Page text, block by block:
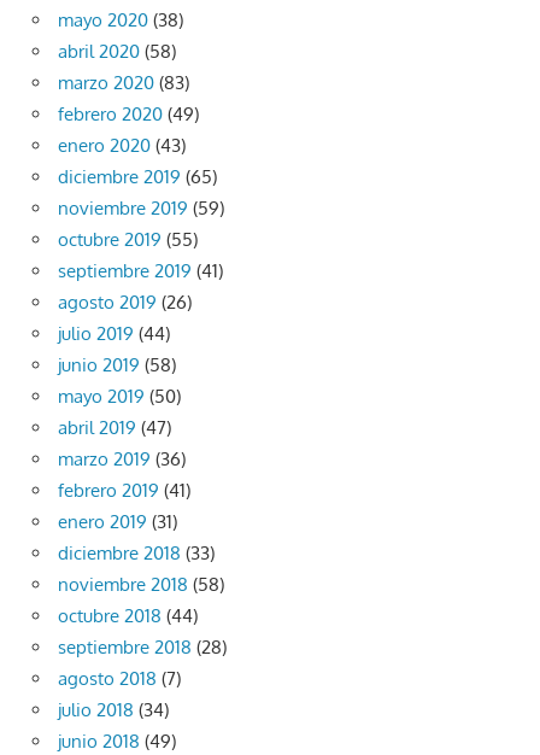
mayo 2020 (38)
abril 2020 (58)
marzo 2020 (83)
febrero 2020 (49)
enero 2020 (43)
diciembre 2019 (65)
noviembre 2019 (59)
octubre 2019 (55)
septiembre 2019 (41)
agosto 2019 (26)
julio 2019 (44)
junio 2019 (58)
mayo 2019 (50)
abril 2019 (47)
marzo 2019 (36)
febrero 2019 (41)
enero 2019 (31)
diciembre 2018 (33)
noviembre 2018 (58)
octubre 2018 (44)
septiembre 2018 (28)
agosto 2018 (7)
julio 2018 (34)
junio 2018 (49)